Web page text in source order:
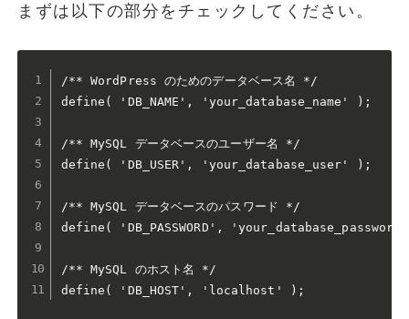
まずは以下の部分をチェックしてください。
/** WordPress のためのデータベース名 */
define( 'DB_NAME', 'your_database_name' );
/** MySQL データベースのユーザー名 */
define( 'DB_USER', 'your_database_user' );
/** MySQL データベースのパスワード */
define( 'DB_PASSWORD',
/** MySQL のホスト名 */
define( 'DB_HOST', 'localhost' );